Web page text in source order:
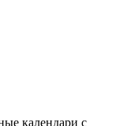
календари с